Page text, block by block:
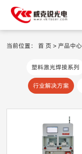
当前位置：首 页 > 产品中心
塑料激光焊接系列
行业解决方案